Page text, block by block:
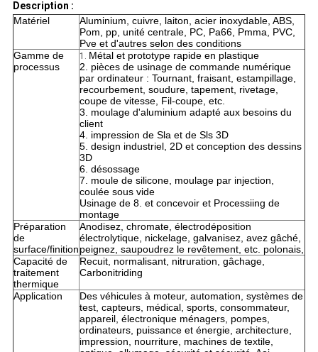
Description :
Matériel
Aluminium, cuivre, laiton, acier inoxydable, ABS,
Pom, pp, unité centrale, PC, Pa66, Pmma, PVC,
Pve et d'autres selon des conditions
Gamme de
processus
1. Métal et prototype rapide en plastique
2. pièces de usinage de commande numérique
par ordinateur : Tournant, fraisant, estampillage,
recourbement, soudure, tapement, rivetage,
coupe de vitesse, Fil-coupe, etc.
3. moulage d'aluminium adapté aux besoins du
client
4. impression de Sla et de Sls 3D
5. design industriel, 2D et conception des dessins
3D
6. désossage
7. moule de silicone, moulage par injection,
coulée sous vide
Usinage de 8. et concevoir et Processiing de
montage
Préparation
de
surface/finition
Anodisez, chromate, électrodéposition
électrolytique, nickelage, galvanisez, avez gâché,
peignez, saupoudrez le revêtement, etc. polonais,
Capacité de
traitement
thermique
Recuit, normalisant, nitruration, gâchage,
Carbonitriding
Application
Des véhicules à moteur, automation, systèmes de
test, capteurs, médical, sports, consommateur,
appareil, électronique ménagers, pompes,
ordinateurs, puissance et énergie, architecture,
impression, nourriture, machines de textile,